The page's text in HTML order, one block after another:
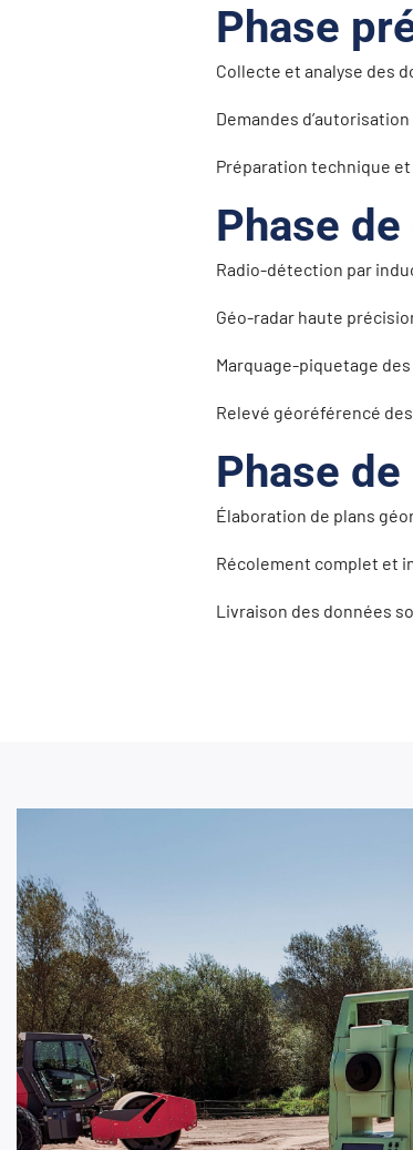
Phase
Collecte et analyse des
Demandes
Préparation technique
Phase
Radio-détection par
Géo-radar haute
Marquage-piquetage
Relevé géoréférencé
Phase
Élaboration de plans
Récolement complet et
Livraison des données